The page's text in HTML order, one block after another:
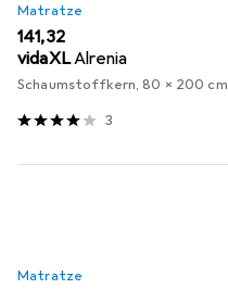
Matratze
EUR
141,32
vidaXLAlrenia
Schaumstoffkern, 80 x 200 cm
3
Matratze